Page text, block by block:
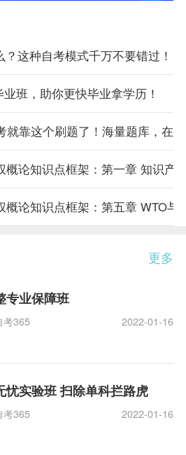
这种自考模式千万不要错过！
班，助你更快毕业拿学历！
就靠这个刷题了！海量题库，在
概论知识点框架：第一章 知识产
概论知识点框架：第五章 WTO与
更多
专业保障班
考365 2022-01-16
忧实验班 扫除单科拦路虎
考365 2022-01-16